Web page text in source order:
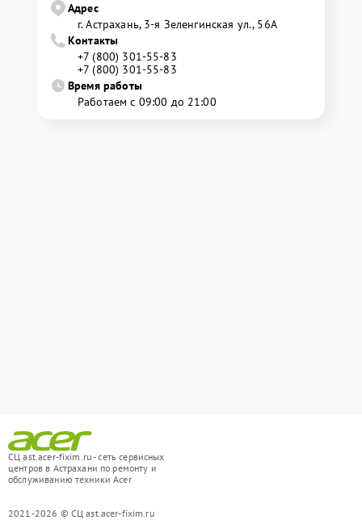
Адрес
г. Астрахань, 3-я Зеленгинская ул., 56А
Контакты
+7 (800) 301-55-83
+7 (800) 301-55-83
Время работы
Работаем с 09:00 до 21:00
СЦ ast.acer-fixim.ru - сеть сервисных
центров в Астрахани по ремонту и
обслуживанию техники Acer
2021-2026 © СЦ ast.acer-fixim.ru